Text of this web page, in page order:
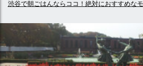
渋谷で朝ごはんならココ！絶対におすすめな